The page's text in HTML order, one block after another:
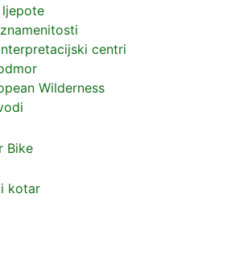
ljepote
centri
Wilderness